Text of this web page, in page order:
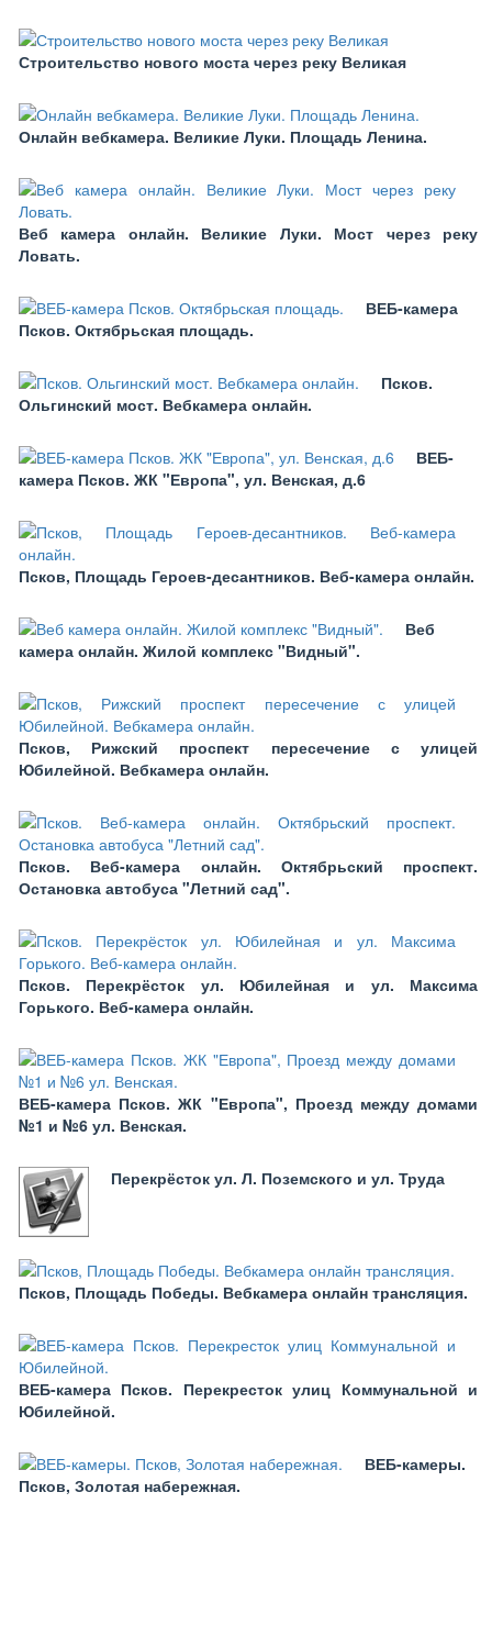
Строительство нового моста через реку Великая
Онлайн вебкамера. Великие Луки. Площадь Ленина.
Веб камера онлайн. Великие Луки. Мост через реку
Ловать.
ВЕБ-камера
Псков. Октябрьская площадь.
Псков.
Ольгинский мост. Вебкамера онлайн.
ВЕБ-
камера Псков. ЖК "Европа", ул. Венская, д.6
Псков, Площадь Героев-десантников. Веб-камера онлайн.
Веб
камера онлайн. Жилой комплекс "Видный".
Псков, Рижский проспект пересечение с улицей
Юбилейной. Вебкамера онлайн.
Псков. Веб-камера онлайн. Октябрьский проспект.
Остановка автобуса "Летний сад".
Псков. Перекрёсток ул. Юбилейная и ул. Максима
Горького. Веб-камера онлайн.
ВЕБ-камера Псков. ЖК "Европа", Проезд между домами
№1 и №6 ул. Венская.
Перекрёсток ул. Л. Поземского и ул. Труда
Псков, Площадь Победы. Вебкамера онлайн трансляция.
ВЕБ-камера Псков. Перекресток улиц Коммунальной и
Юбилейной.
ВЕБ-камеры.
Псков, Золотая набережная.